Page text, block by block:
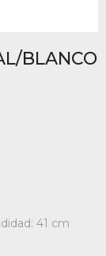
BLANCO
41 cm